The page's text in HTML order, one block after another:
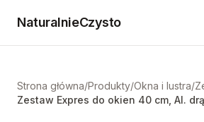
NaturalnieCzysto
Strona główna/Produkty/Okna i lustra/
Zestaw Expres do okien 40 cm, Al.